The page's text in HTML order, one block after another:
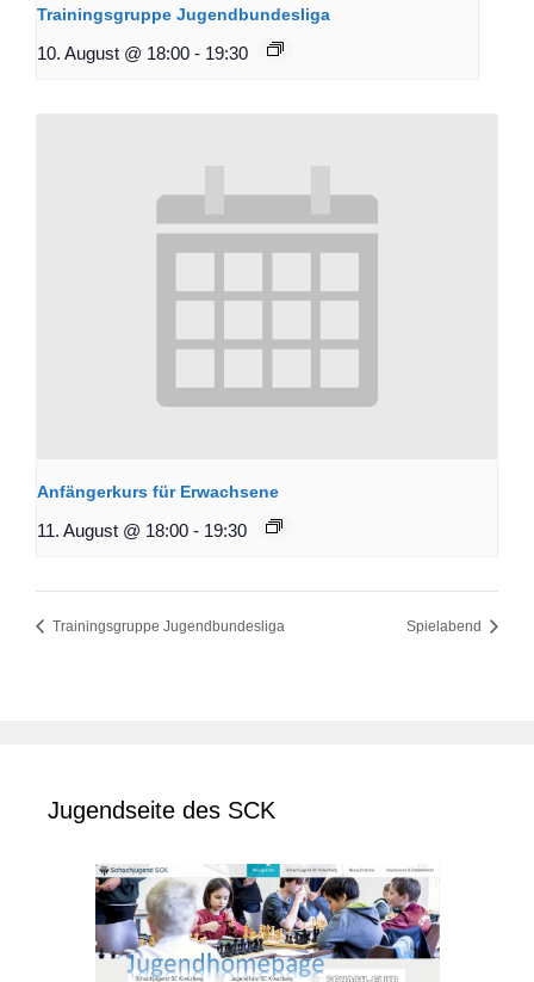
Trainingsgruppe Jugendbundesliga
10. August @ 18:00 - 19:30
Anfängerkurs für Erwachsene
11. August @ 18:00 - 19:30
Trainingsgruppe Jugendbundesliga Spielabend
Jugendseite des SCK